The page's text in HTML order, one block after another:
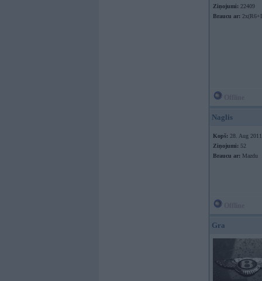
Ziņojumi: 22409
Braucu ar:
Naglis
Kopš: 28. Aug 2011
Ziņojumi: 52
Braucu ar: Mazdu
Gra